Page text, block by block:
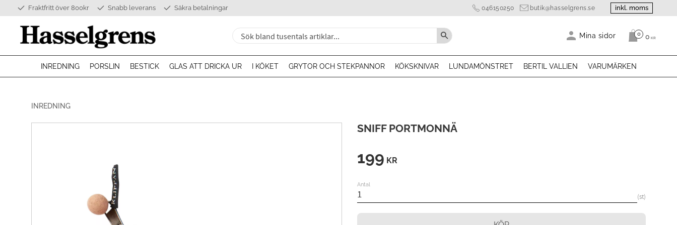
Fraktfritt över 800kr Snabb leverans Säkra betalningar 046150250 butik@hasselgrens.se inkl. moms
Mina sidor Antal
0 0 KR
INREDNING PORSLIN BESTICK GLAS ATT DRICKA UR I KÖKET GRYTOR OCH STEKPANNOR KÖKSKNIVAR LUNDAMÖNSTRET BERTIL VALLIEN VARUMÄRKEN
INREDNING
SNIFF PORTMONNÄ
199 KR
Antal
st